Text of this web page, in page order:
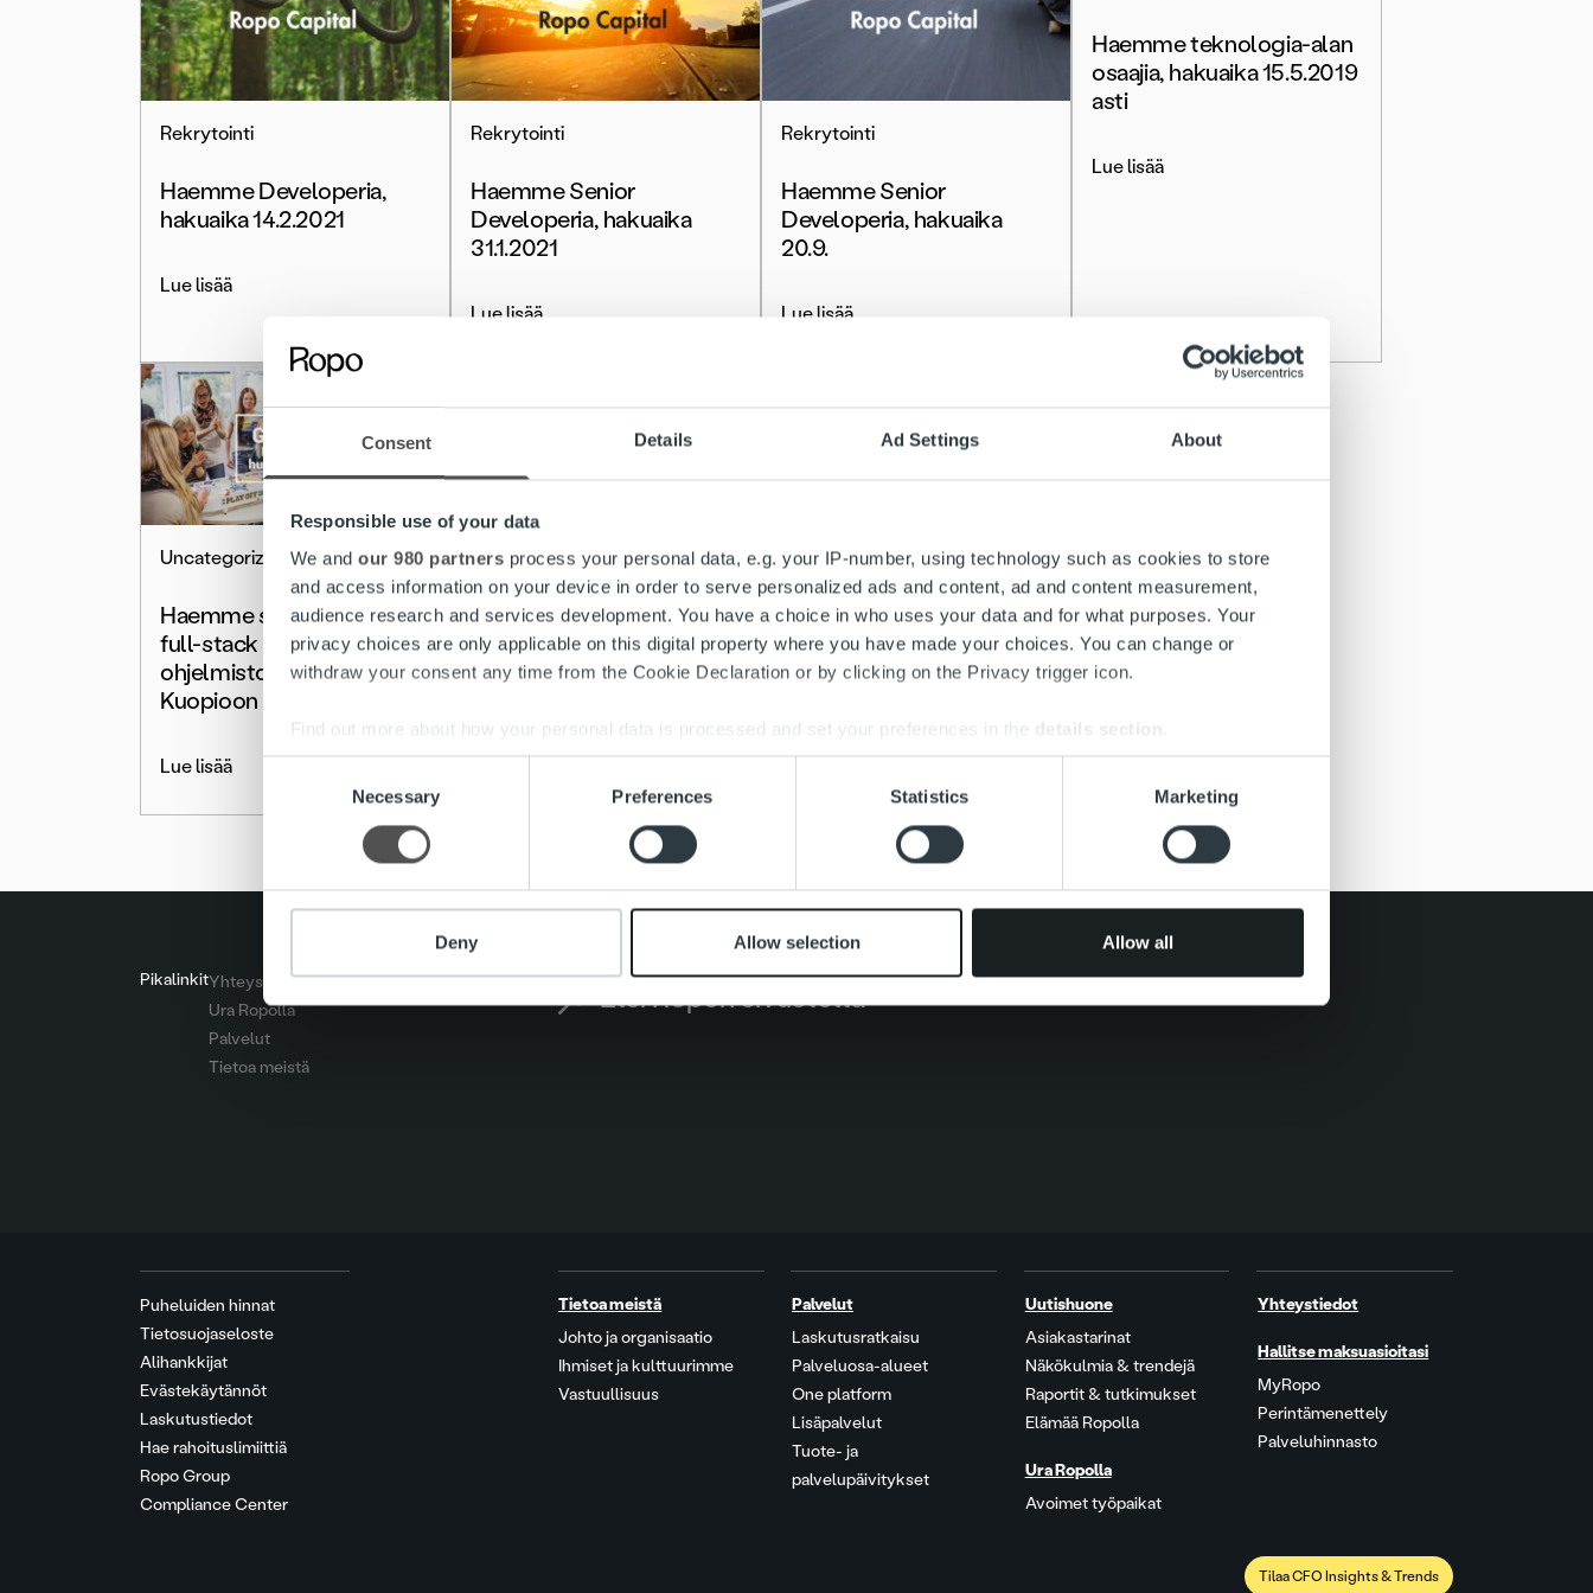
Consent Details Ad Settings About
Responsible use of your data
We and our 980 partners process your personal data, e.g. your IP-number, using technology such as cookies to store
and access information on your device in order to serve personalized ads and content, ad and content measurement,
audience research and services development. You have a choice in who uses your data and for what purposes. Your
privacy choices are only applicable on this digital property where you have made your choices. You can change or
withdraw your consent any time from the Cookie Declaration or by clicking on the Privacy trigger icon.
Find out more about how your personal data is processed and set your preferences in the details section
We use cookies to personalise content and ads, to provide social media features and to analyse our traffic. We also share
other information that you’ve provided to them or that they’ve collected from your use of their services.
Necessary Preferences Statistics Marketing
Deny Allow selection Allow all
Rekrytointi
Haemme Developeria,
hakuaika 14.2.2021
Lue lisää
Rekrytointi
Haemme Senior
Developeria, hakuaika
31.1.2021
Lue lisää
Rekrytointi
Haemme Senior
Developeria, hakuaika
20.9.
Lue lisää
Haemme teknologia-alan
osaajia, hakuaika 15.5.2019
asti
Lue lisää
Uncategorized
Haemme senior ja junior
full-stack -
ohjelmistosuunnittelijoita
Kuopioon
Lue lisää
Rekrytointi
Haussa
Ohjelmistosuunnittelija
(Development Specialist)
PikalinkitYhteystiedot
Ura Ropolla
Palvelut
Tietoa meistä
Search for:
Puheluiden hinnat
Tietosuojaseloste
Alihankkijat
Evästekäytännöt
Laskutustiedot
Hae rahoituslimiittiä
Ropo Group
Compliance Center
Tietoa meistä
Johto ja organisaatio
Ihmiset ja kulttuurimme
Vastuullisuus
Palvelut
Laskutusratkaisu
Palveluosa-alueet
One platform
Lisäpalvelut
Tuote- ja
palvelupäivitykset
Uutishuone
Asiakastarinat
Näkökulmia & trendejä
Raportit & tutkimukset
Elämää Ropolla
Ura Ropolla
Avoimet työpaikat
Yhteystiedot
Hallitse maksuasioitasi
MyRopo
Perintämenettely
Palveluhinnasto
Tilaa CFO Insights & Trends